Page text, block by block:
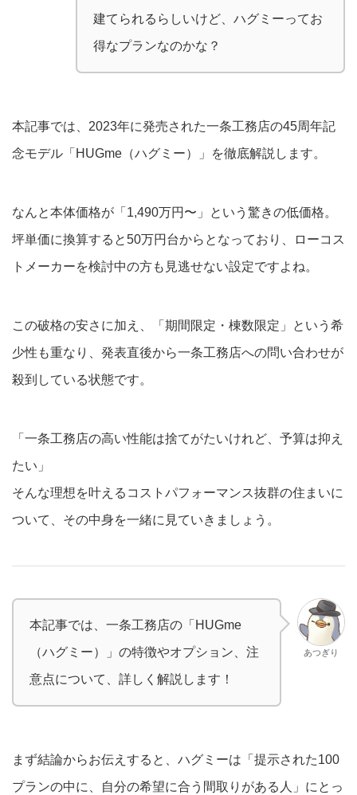
建てられるらしいけど、ハグミーってお
得なプランなのかな？
本記事では、2023年に発売された一条工務店の45周年記
念モデル「HUGme（ハグミー）」を徹底解説します。
なんと本体価格が「1,490万円〜」という驚きの低価格。
坪単価に換算すると50万円台からとなっており、ローコス
トメーカーを検討中の方も見逃せない設定ですよね。
この破格の安さに加え、「期間限定・棟数限定」という希
少性も重なり、発表直後から一条工務店への問い合わせが
殺到している状態です。
「一条工務店の高い性能は捨てがたいけれど、予算は抑え
たい」
そんな理想を叶えるコストパフォーマンス抜群の住まいに
ついて、その中身を一緒に見ていきましょう。
本記事では、一条工務店の「HUGme
（ハグミー）」の特徴やオプション、注
意点について、詳しく解説します！
あつぎり
まず結論からお伝えすると、ハグミーは「提示された100
プランの中に、自分の希望に合う間取りがある人」にとっ